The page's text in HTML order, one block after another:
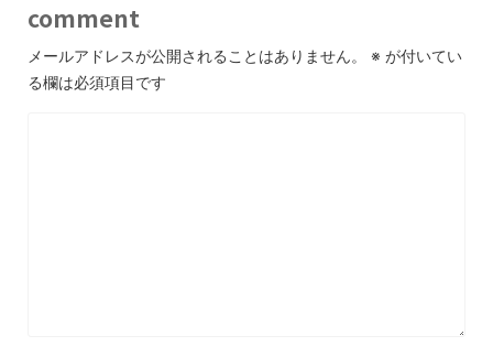
comment
メールアドレスが公開されることはありません。 ※ が付いてい
る欄は必須項目です